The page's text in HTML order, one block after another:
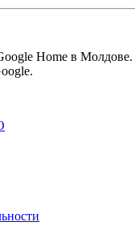
Home в Молдове.